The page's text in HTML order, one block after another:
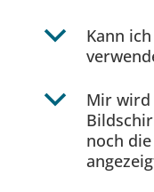
b
Kann
b
Mir wird
noch